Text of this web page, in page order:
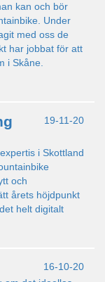
kan och bör
Under
med oss de
har jobbat för att
i Skåne.
19-11-20
i Skottland
och
årets höjdpunkt
helt digitalt
16-10-20